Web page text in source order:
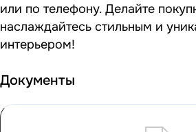
или по телефону. Делайте
наслаждайтесь стильным и
интерьером!
Документы